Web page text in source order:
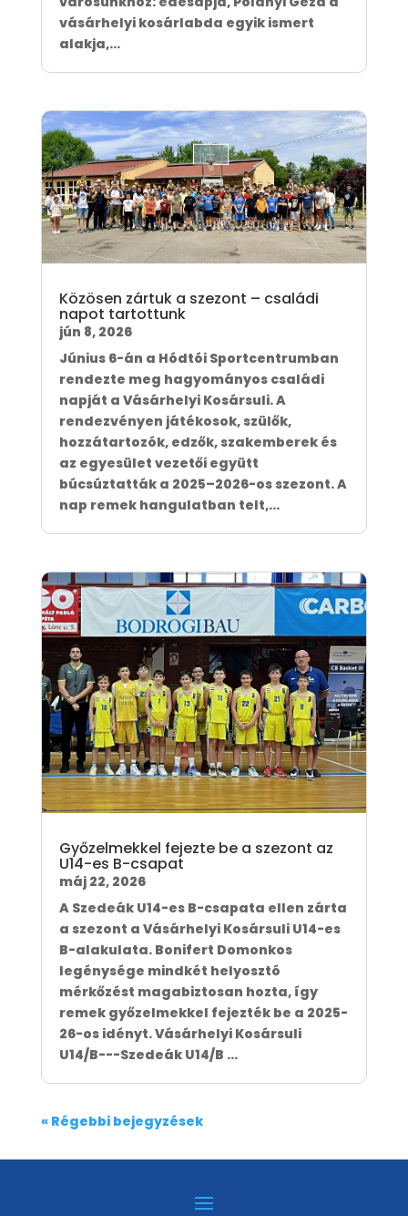
vásárhelyi kosárlabda egyik ismert
alakja,...
Közösen zártuk a szezont – családi
napot tartottunk
jún 8, 2026
Június 6-án a Hódtói Sportcentrumban
rendezte meg hagyományos családi
napját a Vásárhelyi Kosársuli. A
rendezvényen játékosok, szülők,
hozzátartozók, edzők, szakemberek és
az egyesület vezetői együtt
búcsúztatták a 2025–2026-os szezont. A
nap remek hangulatban telt,...
Győzelmekkel fejezte be a szezont az
U14-es B-csapat
máj 22, 2026
A Szedeák U14-es B-csapata ellen zárta
a szezont a Vásárhelyi Kosársuli U14-es
B-alakulata. Bonifert Domonkos
legénysége mindkét helyosztó
mérkőzést magabiztosan hozta, így
remek győzelmekkel fejezték be a 2025-
26-os idényt. Vásárhelyi Kosársuli
U14/B---Szedeák U14/B ...
« Régebbi bejegyzések